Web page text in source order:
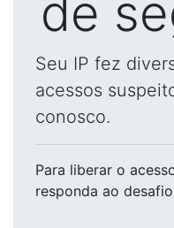
de
Seu IP fez
acessos
conosco.
Para liberar o
responda ao